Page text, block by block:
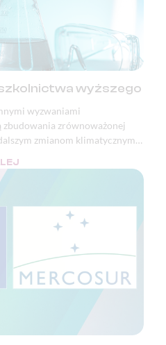
wyższego
wyzwaniami
zrównoważonej
zmianom klimatycznym i
wynikających z rewolucji